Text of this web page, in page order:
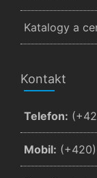
Katalogy a
Kontakt
Telefon:
Mobil: